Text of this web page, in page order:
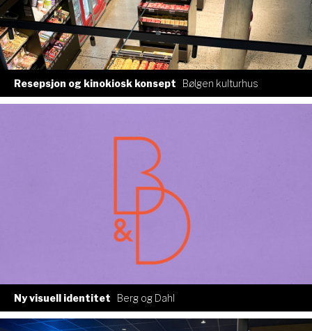
Resepsjon og kinokiosk konsept Bølgen kulturhus
Ny visuell identitet Berg og Dahl